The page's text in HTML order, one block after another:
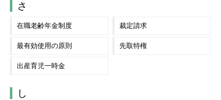
さ
在職老齢年金制度 裁定請求
最有効使用の原則 先取特権
出産育児一時金
し